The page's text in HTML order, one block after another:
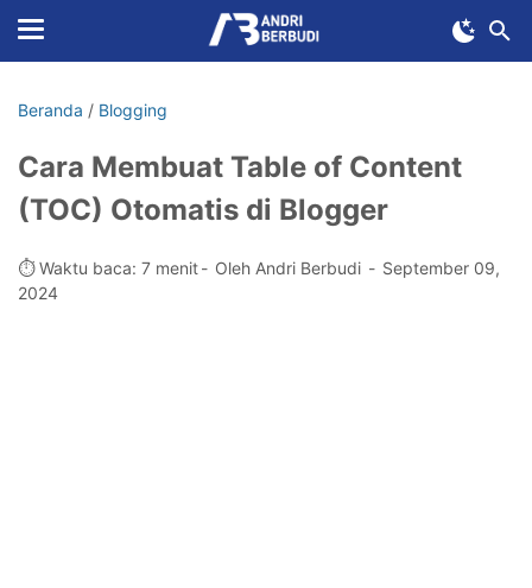
Beranda / Blogging
Cara Membuat Table of Content
(TOC) Otomatis di Blogger
⏱️ Waktu baca: 7 menit Oleh Andri Berbudi
September 09,
2024